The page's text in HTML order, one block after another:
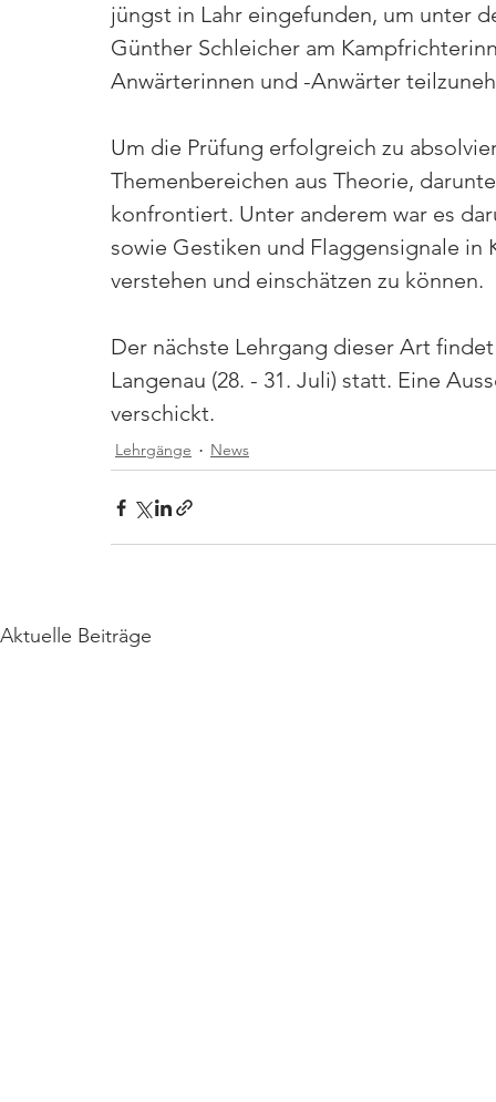
jüngst in Lahr eingefunden, um unter
Günther Schleicher am
Anwärterinnen und -Anwärter
Um die Prüfung erfolgreich zu
Themenbereichen aus Theorie,
konfrontiert. Unter anderem war es
sowie Gestiken und Flaggensignale
verstehen und einschätzen zu können.
Der nächste Lehrgang dieser Art
Langenau (28. - 31. Juli) statt. Eine
verschickt.
Lehrgänge News
Aktuelle Beiträge